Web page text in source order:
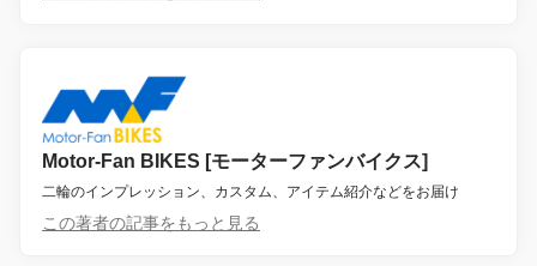
Motor-Fan BIKES [モーターファンバイクス]
二輪のインプレッション、カスタム、アイテム紹介などをお届け
この著者の記事をもっと見る